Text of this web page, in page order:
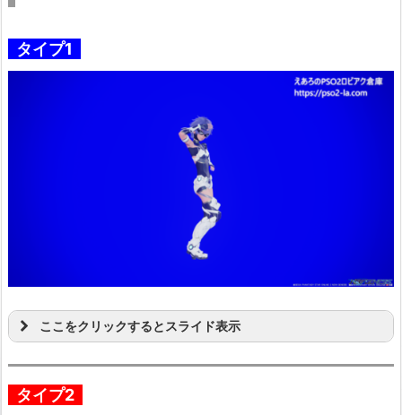
タイプ1
ここをクリックするとスライド表示
タイプ2